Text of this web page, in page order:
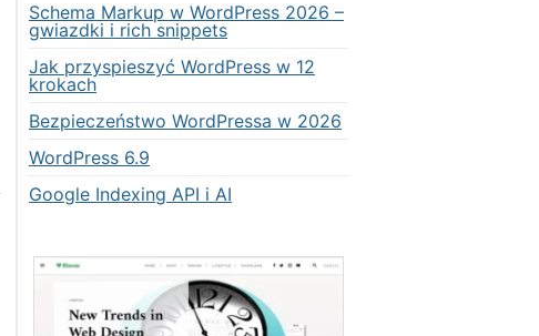
Schema Markup w WordPress 2026 –
gwiazdki i rich snippets
Jak przyspieszyć WordPress w 12
krokach
Bezpieczeństwo WordPressa w 2026
WordPress 6.9
Google Indexing API i AI